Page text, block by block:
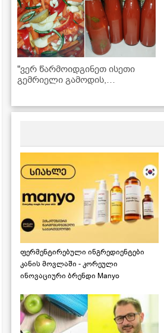
"ვერ წარმოიდგინეთ ისეთი
გემრიელი გამოდის,
ფერმენტირებული ინგრედიენტები
კანის მოვლაში - კორეული
ინოვაციური ბრენდი Manyo